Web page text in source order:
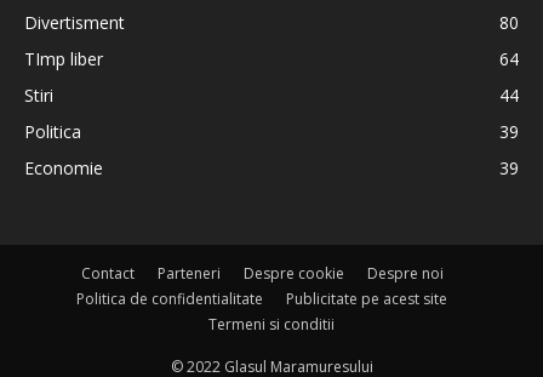
Divertisment
80
TImp liber
64
Stiri
44
Politica
39
Economie
39
Contact Parteneri Despre cookie
Despre noi
Politica de confidentialitate
Publicitate pe acest site
Termeni si conditii
© 2022 Glasul Maramuresului